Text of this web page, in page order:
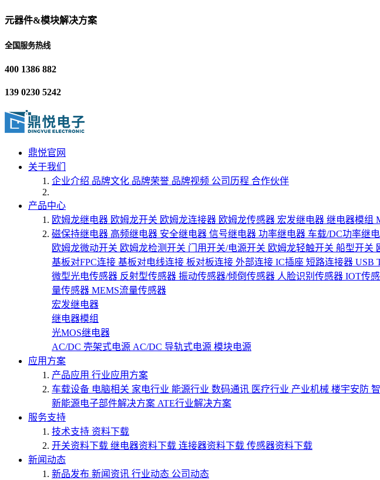
元器件&模块解决方案
全国服务热线
400 1386 882
139 0230 5242
鼎悦官网
关于我们
企业介绍 品牌文化 品牌荣誉 品牌视频 公司历程 合作伙伴
产品中心
欧姆龙继电器 欧姆龙开关 欧姆龙连接器 欧姆龙传感器 宏发继电器 继电器模组
磁保持继电器 高频继电器 安全继电器 信号继电器 功率继电器 车载/DC功率继
欧姆龙微动开关 欧姆龙检测开关 门用开关/电源开关 欧姆龙轻触开关 船型开关
基板对FPC连接 基板对电线连接 板对板连接 外部连接 IC插座 短路连接器 USB
微型光电传感器 反射型传感器 振动传感器/倾倒传感器 人脸识别传感器 IOT传
量传感器 MEMS流量传感器
宏发继电器
继电器模组
光MOS继电器
AC/DC 壳架式电源 AC/DC 导轨式电源 模块电源
应用方案
产品应用 行业应用方案
车载设备 电脑相关 家电行业 能源行业 数码通讯 医疗行业 产业机械 楼宇安防
新能源电子部件解决方案 ATE行业解决方案
服务支持
技术支持 资料下载
开关资料下载 继电器资料下载 连接器资料下载 传感器资料下载
新闻动态
新品发布 新闻资讯 行业动态 公司动态